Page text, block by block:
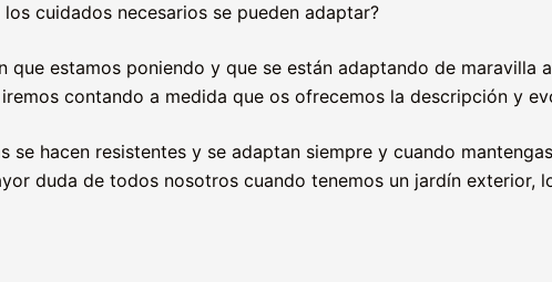
cuidados necesarios se pueden adaptar?
estamos poniendo y que se están adaptando de maravilla
contando a medida que os ofrecemos la descripción y
hacen resistentes y se adaptan siempre y cuando
duda de todos nosotros cuando tenemos un jardín exterior,